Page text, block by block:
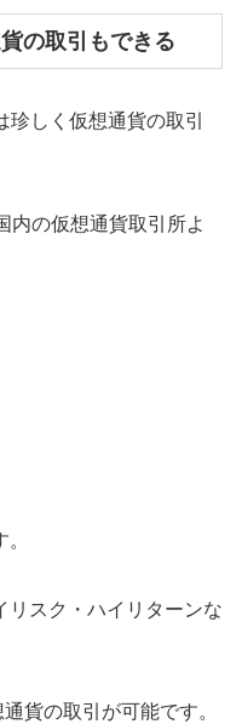
の取引もできる
しく仮想通貨の取引
内の仮想通貨取引所よ
リスク・ハイリターンな
貨の取引が可能です。